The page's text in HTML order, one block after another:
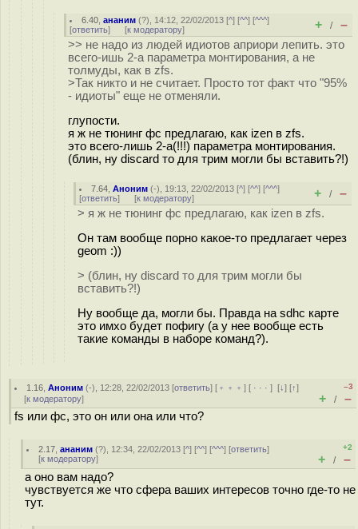
6.40 ,ананим (?), 14:12, 22/02/2013 [^] [^^] [^^^]
[ответить] [к модератору] + / –
>> не надо из людей идиотов априори лепить. это
всего-ишь 2-а параметра монтирования, а не
толмуды, как в zfs.
>Так никто и не считает. Просто тот факт что "95%
- идиоты" еще не отменяли.
глупости.
я ж не тюнинг фс предлагаю, как izen в zfs.
это всего-лишь 2-а(!!!) параметра монтирования.
(блин, ну discard то для трим могли бы вставить?!)
7.64 ,Аноним (-), 19:13, 22/02/2013 [^] [^^] [^^^]
[ответить] [к модератору] + / –
> я ж не тюнинг фс предлагаю, как izen в zfs.
Он там вообще порно какое-то предлагает через
geom :))
> (блин, ну discard то для трим могли бы
вставить?!)
Ну вообще да, могли бы. Правда на sdhc карте
это имхо будет пофигу (а у нее вообще есть
такие команды в наборе команд?).
1.16 ,Аноним (-), 12:28, 22/02/2013 [ответить] [ ﹢﹢﹢] [ · · ·][↓] [↑]
[к модератору]
–3
+ / –
fs или фс, это он или она или что?
2.17 ,ананим (?), 12:34, 22/02/2013 [^] [^^] [^^^] [ответить]
[к модератору]
+2
+ / –
а оно вам надо?
чувствуется же что сфера ваших интересов точно где-то не
тут.